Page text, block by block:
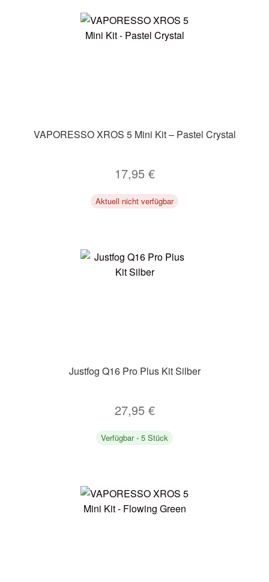
VAPORESSO XROS 5 Mini Kit – Pastel Crystal
17,95 €
Aktuell nicht verfügbar
Justfog Q16 Pro Plus Kit Silber
27,95 €
Verfügbar - 5 Stück